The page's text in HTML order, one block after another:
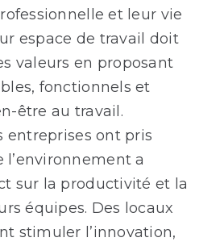
et leur vie
espace de travail doit
valeurs en proposant
fonctionnels et
être au travail.
entreprises ont pris
l’environnement a
sur la productivité et la
équipes. Des locaux
stimuler l’innovation,